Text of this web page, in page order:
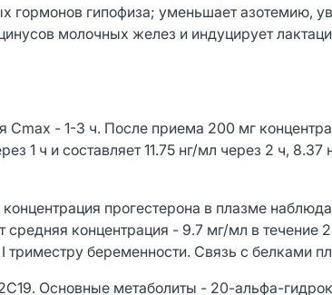
гормонов гипофиза; уменьшает азотемию,
молочных желез и индуцирует
- 1-3 ч. После приема 200 мг
1 ч и составляет 11.75 нг/мл через 2 ч, 8.37
прогестерона в плазме
концентрация - 9.7 мг/мл в течение
триместру беременности. Связь с белками
Основные метаболиты - 20-альфа-